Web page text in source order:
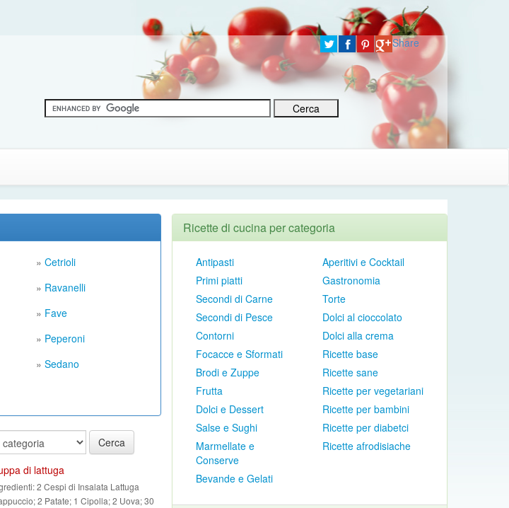
Share
» Cetrioli
» Ravanelli
» Fave
» Peperoni
» Sedano
Cerca
di lattuga
2 Cespi di Insalata Lattuga
2 Patate; 1 Cipolla; 2 Uova; 30
Ricette di cucina per categoria
Antipasti
Primi piatti
Secondi di Carne
Secondi di Pesce
Contorni
Focacce e Sformati
Brodi e Zuppe
Frutta
Dolci e Dessert
Salse e Sughi
Marmellate e
Conserve
Bevande e Gelati
Aperitivi e Cocktail
Gastronomia
Torte
Dolci al cioccolato
Dolci alla crema
Ricette base
Ricette sane
Ricette per vegetariani
Ricette per bambini
Ricette per diabetci
Ricette afrodisiache